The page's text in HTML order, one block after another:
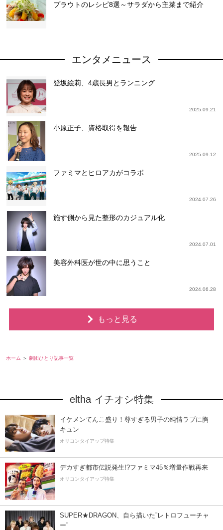
プラウトのレシピ8選～サラダから主菜まで紹介
エンタメニュース
登坂絵莉、4歳長男とランニング
2025.09.21
小原正子、資格取得を報告
2025.09.12
ファミマとヒロアカがコラボ
2024.07.26
施す側から見た整形のカジュアル化
2024.07.01
美容外科医が世の中に思うこと
2024.06.28
もっと見る
ホーム 劇団ひとり記事一覧
eltha イチオシ特集
イケメンてんこ盛り！尊すぎる男子の純情ラブに胸
キュン
オリコンタイアップ特集
デカすぎ都市伝説発生!?ファミマ45％増量作戦再来
オリコンタイアップ特集
SUPER★DRAGON、自ら描いた”レトロフューチャ
ー”